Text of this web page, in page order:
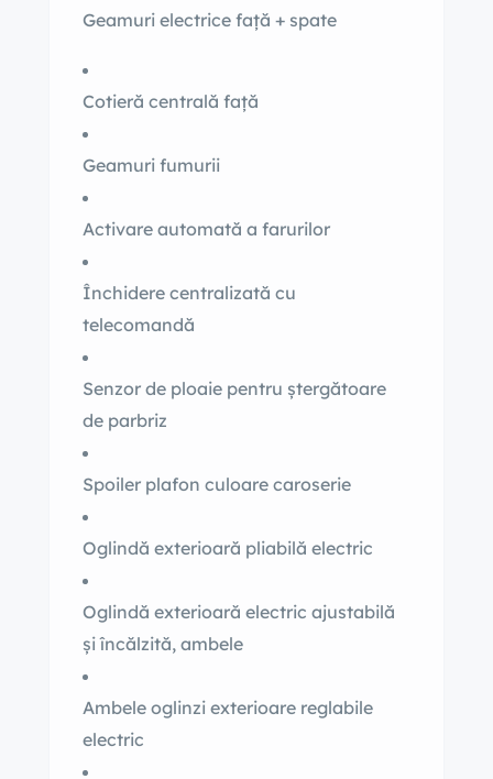
Geamuri electrice față + spate
Cotieră centrală față
Geamuri fumurii
Activare automată a farurilor
Închidere centralizată cu
telecomandă
Senzor de ploaie pentru ștergătoare
de parbriz
Spoiler plafon culoare caroserie
Oglindă exterioară pliabilă electric
Oglindă exterioară electric ajustabilă
și încălzită, ambele
Ambele oglinzi exterioare reglabile
electric